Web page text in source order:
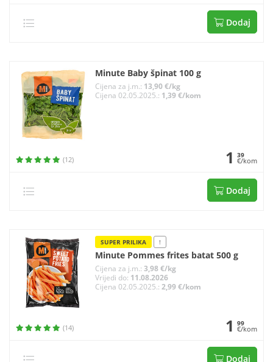
Dodaj
Minute Baby špinat 100 g
Cijena za j.m.: 13,90 €/kg
Cijena 02.05.2025.: 1,39 €/kom
(12) 1 39
€/kom
Dodaj
SUPER PRILIKA !
Minute Pommes frites batat 500 g
Cijena za j.m.: 3,98 €/kg
Vrijedi do: 11.08.2026
Cijena 02.05.2025.: 2,99 €/kom
(14) 1 99
€/kom
Dodaj